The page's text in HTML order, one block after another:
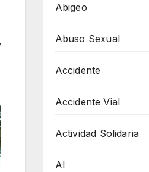
Abigeo
Abuso Sexual
Accidente
Accidente Vial
Actividad Solidaria
AI